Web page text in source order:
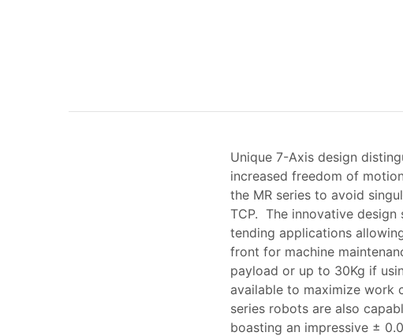
Unique 7-Axis design
increased freedom of
the MR series to avoid
TCP. The innovative
tending applications
front for machine
payload or up to 30Kg if
available to maximize work
series robots are also
boasting an impressive ±